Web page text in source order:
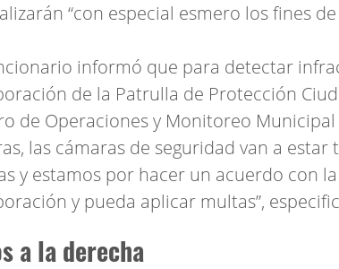
“con especial esmero los fines de
informó que para detectar
de la Patrulla de Protección
de Operaciones y Monitoreo Municipal
las cámaras de seguridad van a
y estamos por hacer un acuerdo con
y pueda aplicar multas”,
a la derecha